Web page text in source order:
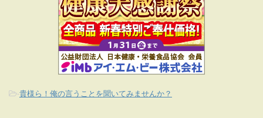
-貴様ら！俺の言うことを聞いてみませんか？